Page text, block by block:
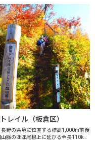
育まれた自然豊かなこの山脈は、か
と越後を結ぶ交通の要所...
レイル（板倉区）
長野の県境に位置する標高1,000m前後
山脈のほぼ尾根上に延びる全長110km